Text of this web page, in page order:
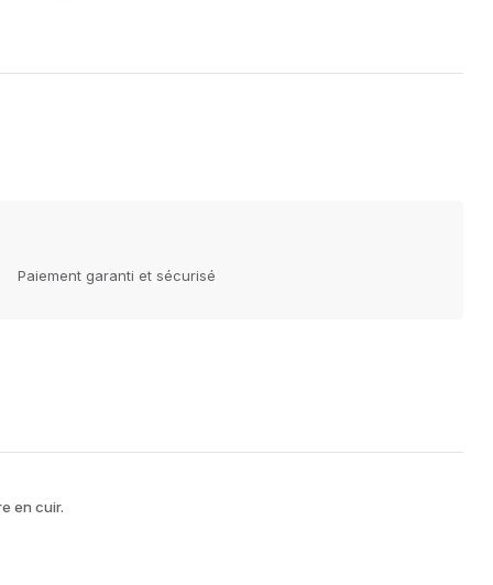
Paiement garanti et sécurisé
en cuir.